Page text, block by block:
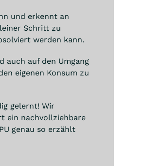
und erkennt an
Schritt zu
werden kann.
auch auf den Umgang
eigenen Konsum zu
gelernt! Wir
ein nachvollziehbare
genau so erzählt